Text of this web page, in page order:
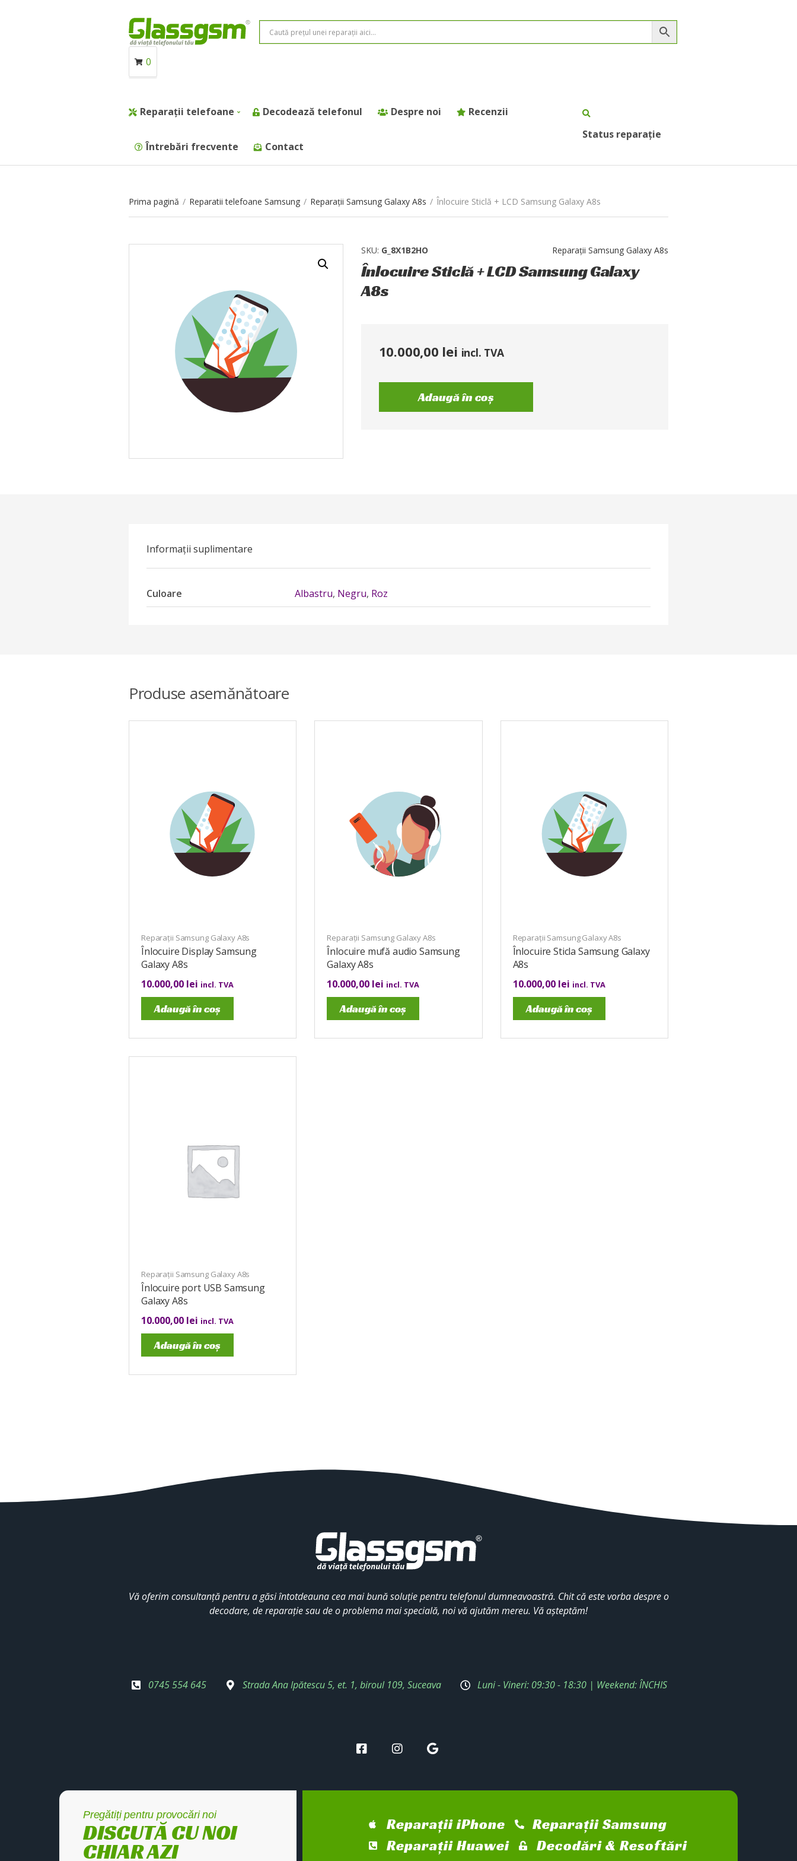
0
Reparații telefoane Decodează telefonul Despre noi Recenzii
Întrebări frecvente Contact
Status reparație
Prima pagină / Reparatii telefoane Samsung / Reparații Samsung Galaxy A8s / Înlocuire Sticlă + LCD Samsung Galaxy A8s
SKU: G_8X1B2HO Reparații Samsung Galaxy A8s
Înlocuire Sticlă + LCD Samsung Galaxy
A8s
10.000,00 lei incl. TVA
Adaugă în coș
Informații suplimentare
Culoare Albastru, Negru, Roz
Produse asemănătoare
Reparații Samsung Galaxy A8s
Înlocuire Display Samsung
Galaxy A8s
10.000,00 lei incl. TVA
Adaugă în coș
Reparații Samsung Galaxy A8s
Înlocuire mufă audio Samsung
Galaxy A8s
10.000,00 lei incl. TVA
Adaugă în coș
Reparații Samsung Galaxy A8s
Înlocuire Sticla Samsung Galaxy
A8s
10.000,00 lei incl. TVA
Adaugă în coș
Reparații Samsung Galaxy A8s
Înlocuire port USB Samsung
Galaxy A8s
10.000,00 lei incl. TVA
Adaugă în coș
Vă oferim consultanță pentru a găsi întotdeauna cea mai bună soluție pentru telefonul dumneavoastră. Chit că este vorba despre o
decodare, de reparație sau de o problema mai specială, noi vă ajutăm mereu. Vă așteptăm!
0745 554 645 Strada Ana Ipătescu 5, et. 1, biroul 109, Suceava Luni - Vineri: 09:30 - 18:30 | Weekend: ÎNCHIS
Pregătiți pentru provocări noi
DISCUTĂ CU NOI
CHIAR AZI
Reparații iPhone
Reparații Samsung
Reparații Huawei
Decodări & Resoftări